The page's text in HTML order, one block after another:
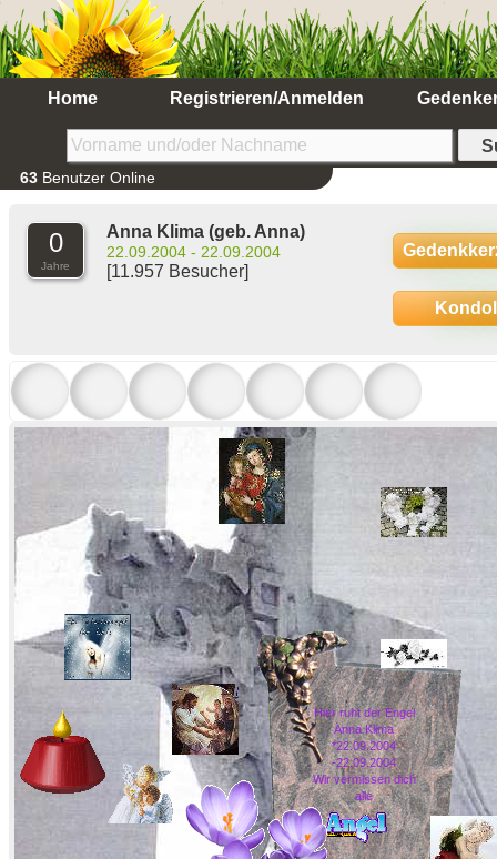
Home Registrieren/Anmelden
63 Benutzer Online
0
Jahre
Anna Klima (geb. Anna)
22.09.2004 - 22.09.2004
[11.957 Besucher]
Hier ruht der Engel
Anna Klima
*22.09.2004
-22.09.2004
Wir vermissen dich
alle